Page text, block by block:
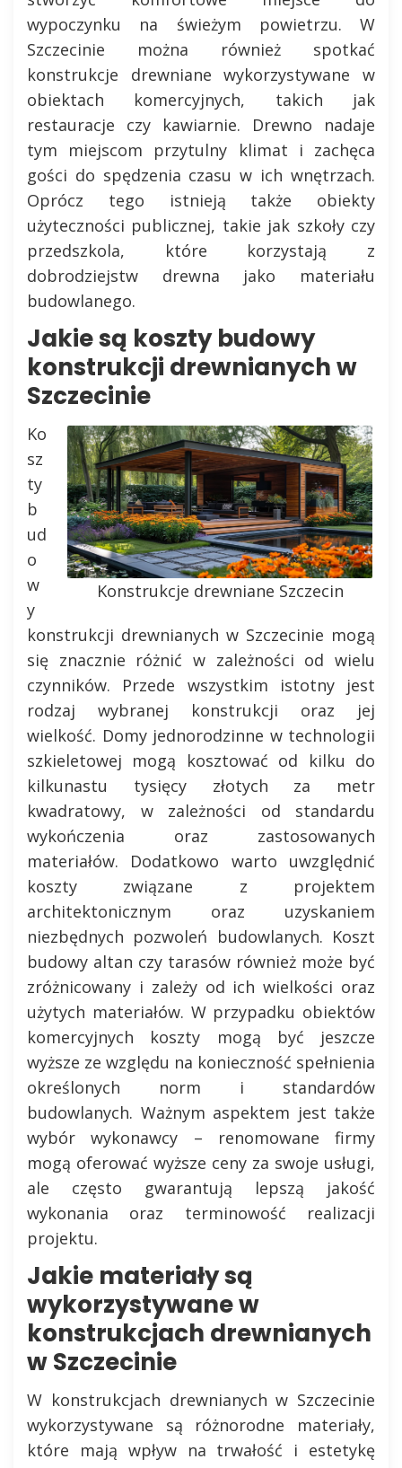
wypoczynku na świeżym powietrzu. W
Szczecinie można również spotkać
konstrukcje drewniane wykorzystywane w
obiektach komercyjnych, takich jak
restauracje czy kawiarnie. Drewno nadaje
tym miejscom przytulny klimat i zachęca
gości do spędzenia czasu w ich wnętrzach.
Oprócz tego istnieją także obiekty
użyteczności publicznej, takie jak szkoły czy
przedszkola, które korzystają z
dobrodziejstw drewna jako materiału
budowlanego.
Jakie są koszty budowy
konstrukcji drewnianych w
Szczecinie
Konstrukcje drewniane Szczecin
Ko
sz
ty
b
ud
o
w
y
konstrukcji drewnianych w Szczecinie mogą
się znacznie różnić w zależności od wielu
czynników. Przede wszystkim istotny jest
rodzaj wybranej konstrukcji oraz jej
wielkość. Domy jednorodzinne w technologii
szkieletowej mogą kosztować od kilku do
kilkunastu tysięcy złotych za metr
kwadratowy, w zależności od standardu
wykończenia oraz zastosowanych
materiałów. Dodatkowo warto uwzględnić
koszty związane z projektem
architektonicznym oraz uzyskaniem
niezbędnych pozwoleń budowlanych. Koszt
budowy altan czy tarasów również może być
zróżnicowany i zależy od ich wielkości oraz
użytych materiałów. W przypadku obiektów
komercyjnych koszty mogą być jeszcze
wyższe ze względu na konieczność spełnienia
określonych norm i standardów
budowlanych. Ważnym aspektem jest także
wybór wykonawcy – renomowane firmy
mogą oferować wyższe ceny za swoje usługi,
ale często gwarantują lepszą jakość
wykonania oraz terminowość realizacji
projektu.
Jakie materiały są
wykorzystywane w
konstrukcjach drewnianych
w Szczecinie
W konstrukcjach drewnianych w Szczecinie
wykorzystywane są różnorodne materiały,
które mają wpływ na trwałość i estetykę